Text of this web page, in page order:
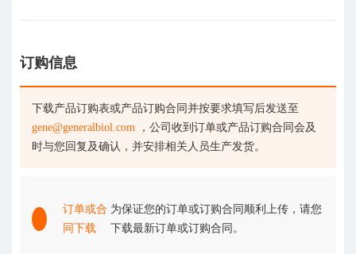
订购信息
下载产品订购表或产品订购合同并按要求填写后发送至
gene@generalbiol.com ，公司收到订单或产品订购合同会及
时与您回复及确认，并安排相关人员生产发货。
订单或合
同下载
为保证您的订单或订购合同顺利上传，请您
下载最新订单或订购合同。